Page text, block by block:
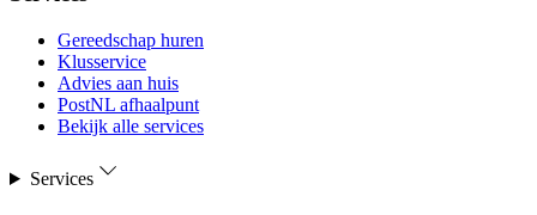
Gereedschap huren
Klusservice
Advies aan huis
PostNL afhaalpunt
Bekijk alle services
Services